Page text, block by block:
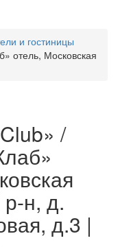
и гостиницы
отель, Московская
/
н, д.
д.3 |